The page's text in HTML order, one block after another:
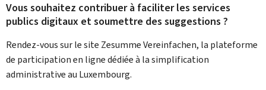
Vous souhaitez contribuer à faciliter les services
publics digitaux et soumettre des suggestions ?
Rendez-vous sur le site Zesumme Vereinfachen, la plateforme
de participation en ligne dédiée à la simplification
administrative au Luxembourg.